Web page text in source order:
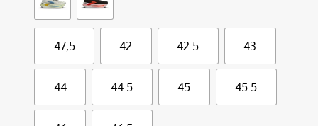
47,5 42 42.5 43
44 44.5 45 45.5